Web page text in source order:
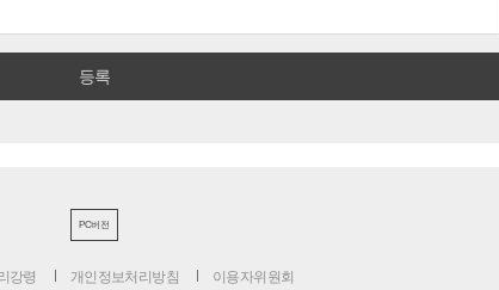
PC버전
강령 개인정보처리방침 이용자위원회